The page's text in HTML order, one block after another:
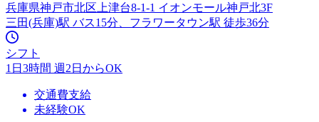
兵庫県神戸市北区上津台8-1-1 イオンモール神戸北3F
三田(兵庫)駅 バス15分、フラワータウン駅 徒歩36分
シフト
1日3時間 週2日からOK
交通費支給
未経験OK